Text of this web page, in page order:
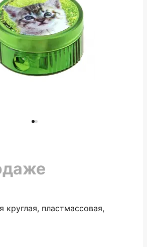
круглая, пластмассовая,